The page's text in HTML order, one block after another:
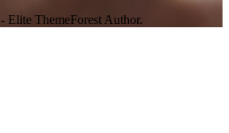
- Elite ThemeForest Author.